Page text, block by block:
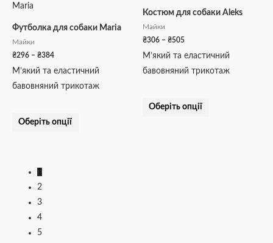
Футболка для собаки Maria
Майки
₴296 – ₴384
до
М’який та еластичний
бавовняний трикотаж
Оберіть опції
Параметри
Костюм для собаки Aleks
Майки
₴306 – ₴505
₴306
М’який та еластичний
бавовняний трикотаж
Оберіть опції
варіантів.
1
2
3
4
5